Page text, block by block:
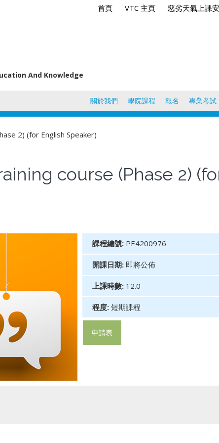
首頁 VTC 主頁 惡劣天氣上課
And Knowledge
關於我們 學院課程 報名 專業考試
2) (for English Speaker)
course (Phase 2)
課程編號: PE4200976
開課日期: 即將公佈
上課時數: 12.0
程度: 短期課程
申請表